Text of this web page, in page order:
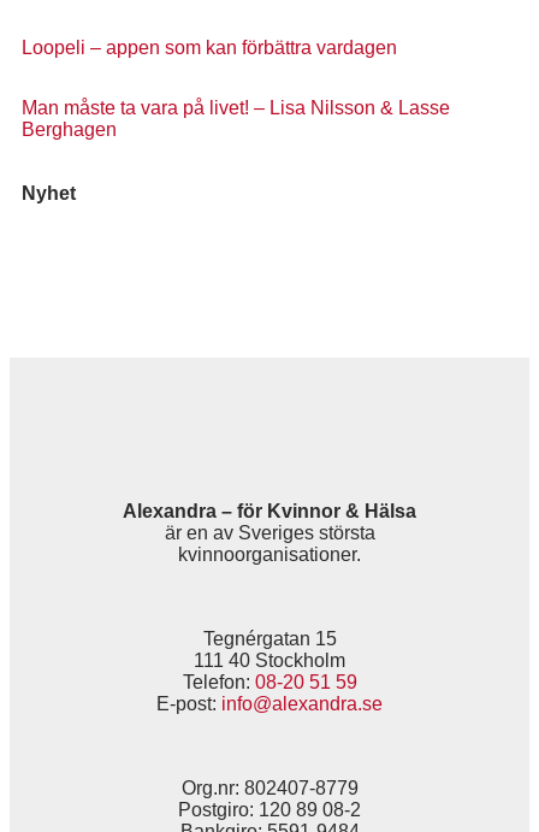
Loopeli – appen som kan förbättra vardagen
Man måste ta vara på livet! – Lisa Nilsson & Lasse
Berghagen
Nyhet
Alexandra – för Kvinnor & Hälsa
är en av Sveriges största
kvinnoorganisationer.
Tegnérgatan 15
111 40 Stockholm
Telefon: 08-20 51 59
E-post: info@alexandra.se
Org.nr: 802407-8779
Postgiro: 120 89 08-2